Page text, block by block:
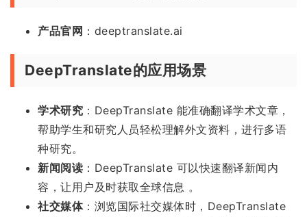
产品官网 ：deeptranslate.ai
DeepTranslate的应用场景
学术研究 ：DeepTranslate 能准确翻译学术文章，
帮助学生和研究人员轻松理解外文资料，进行多语
种研究。
新闻阅读 ：DeepTranslate 可以快速翻译新闻内
容，让用户及时获取全球信息 。
社交媒体：浏览国际社交媒体时，DeepTranslate